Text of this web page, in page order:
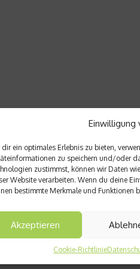
Einwilligung
dir ein optimales Erlebnis zu bieten,
zu speichern und/oder
zustimmst, können wir Daten
Website verarbeiten. Wenn du deine
bestimmte Merkmale und Funktionen
Akzeptieren
Cookie-Richtlinie